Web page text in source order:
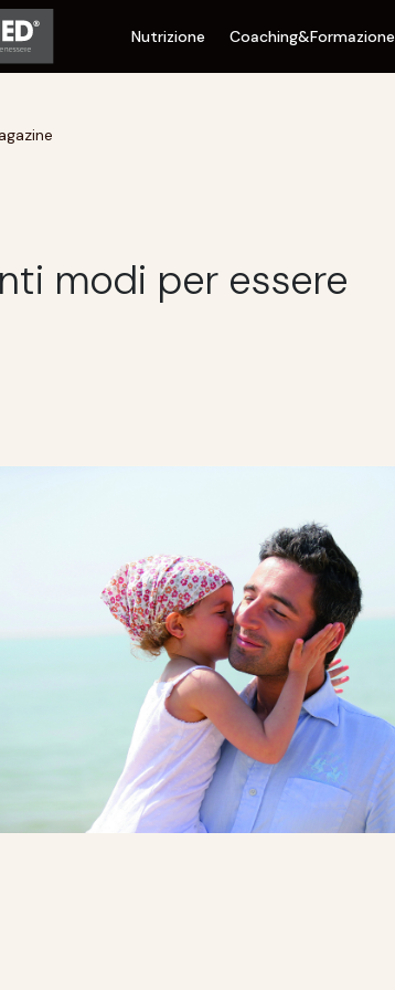
Nutrizione Coaching&Formazione
modi per essere